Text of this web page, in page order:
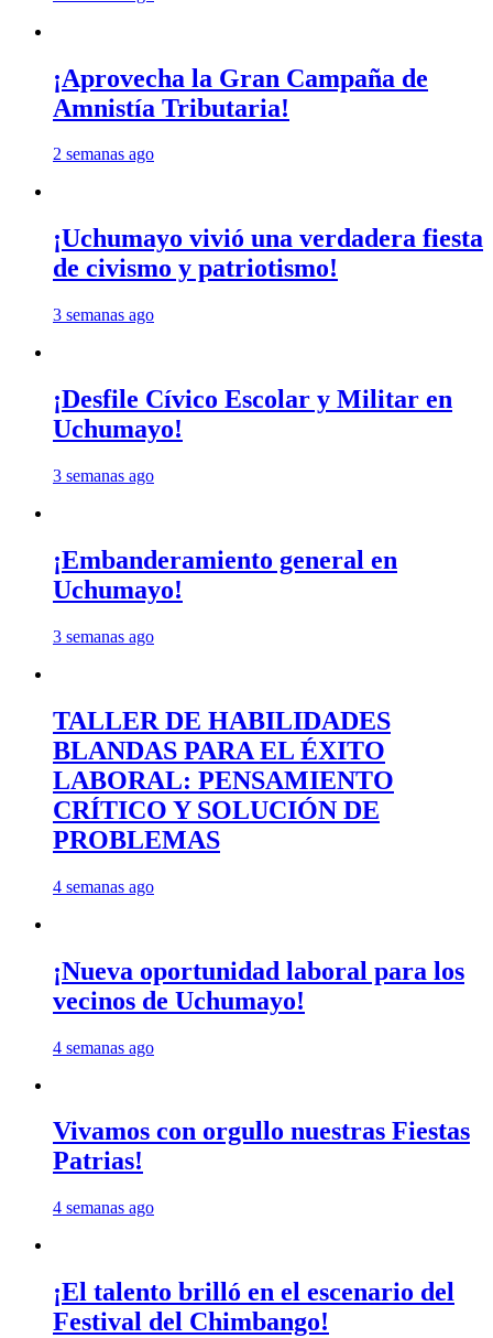
¡Aprovecha la Gran Campaña de
Amnistía Tributaria!
2 semanas ago
¡Uchumayo vivió una verdadera fiesta
de civismo y patriotismo!
3 semanas ago
¡Desfile Cívico Escolar y Militar en
Uchumayo!
3 semanas ago
¡Embanderamiento general en
Uchumayo!
3 semanas ago
TALLER DE HABILIDADES
BLANDAS PARA EL ÉXITO
LABORAL: PENSAMIENTO
CRÍTICO Y SOLUCIÓN DE
PROBLEMAS
4 semanas ago
¡Nueva oportunidad laboral para los
vecinos de Uchumayo!
4 semanas ago
Vivamos con orgullo nuestras Fiestas
Patrias!
4 semanas ago
¡El talento brilló en el escenario del
Festival del Chimbango!